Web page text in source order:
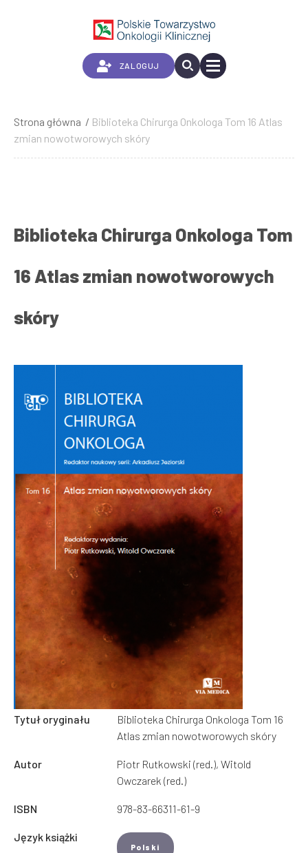
ZALOGUJ
Ścieżka
nawigacyjna
Strona główna
Biblioteka Chirurga Onkologa Tom 16 Atlas
zmian nowotworowych skóry
Biblioteka Chirurga Onkologa Tom
16 Atlas zmian nowotworowych
skóry
Tytuł oryginału
Biblioteka Chirurga Onkologa Tom 16
Atlas zmian nowotworowych skóry
Autor
Piotr Rutkowski (red.), Witold
Owczarek (red.)
ISBN 978-83-66311-61-9
Język książki
Polski